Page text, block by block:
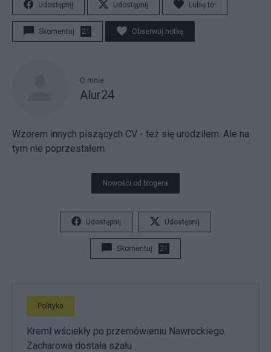
Udostępnij Udostępnij Lubię to!
Skomentuj 21 Obserwuj notkę
O mnie
Alur24
Wzorem innych piszących CV - też się urodziłem. Ale na
tym nie poprzestałem.
Nowości od blogera
Udostępnij Udostępnij
Skomentuj 21
Polityka
Kreml wściekły po przemówieniu Nawrockiego.
Zacharowa dostała szału